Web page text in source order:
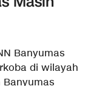
Banyumas
di wilayah